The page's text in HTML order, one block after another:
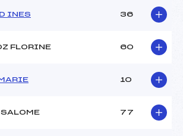
INES 36
FLORINE 60
10
SALOME 77